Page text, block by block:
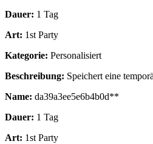
Dauer: 1 Tag
Art: 1st Party
Kategorie: Personalisiert
Beschreibung: Speichert eine
Name: da39a3ee5e6b4b0d**
Dauer: 1 Tag
Art: 1st Party